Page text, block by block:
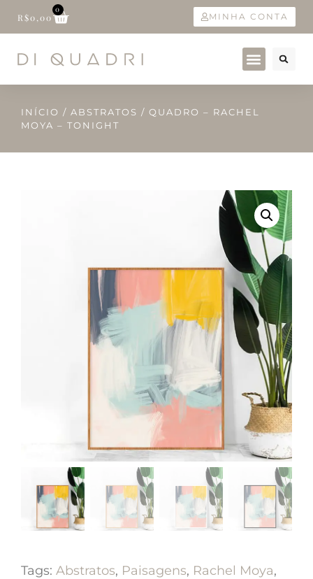
R$0,00
0
MINHA CONTA
INÍCIO / ABSTRATOS / QUADRO – RACHEL
MOYA – TONIGHT
Tags: Abstratos, Paisagens, Rachel Moya,